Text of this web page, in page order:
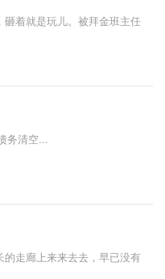
着就是玩儿。被拜金班主任
务清空...
的走廊上来来去去，早已没有